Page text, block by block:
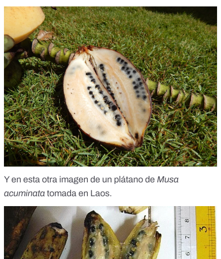
Y en esta otra imagen de un plátano de Musa
acuminata tomada en Laos.